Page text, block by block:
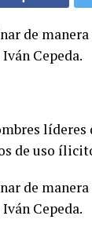
de
Cepeda.
de uso
de
Cepeda.